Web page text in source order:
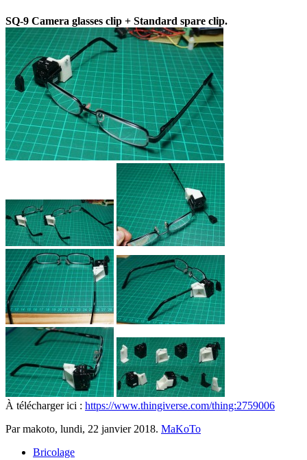
SQ-9 Camera glasses clip + Standard spare clip.
À télécharger ici : https://www.thingiverse.com/thing:2759006
Par makoto, lundi, 22 janvier 2018. MaKoTo
Bricolage